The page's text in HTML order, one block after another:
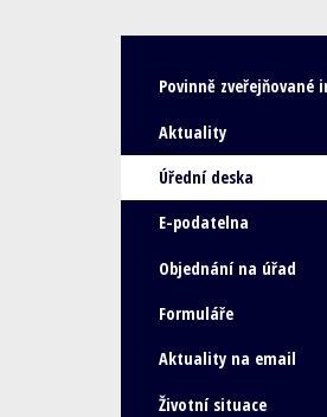
Povinně zveřejňované
Aktuality
Úřední deska
E-podatelna
Objednání na úřad
Formuláře
Aktuality na email
Životní situace